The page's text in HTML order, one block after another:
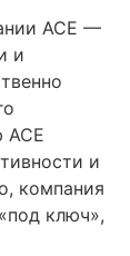
ACE —
и
ACE
и
компания
ключ»,